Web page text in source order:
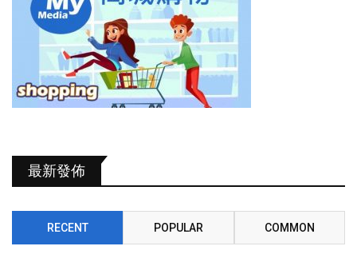
最新發佈
RECENT POPULAR COMMON